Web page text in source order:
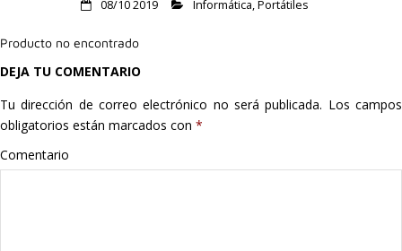
Hogar
Listas
08/10 2019 Informática,Portátiles
Producto no encontrado
DEJA TU COMENTARIO
Tu dirección de correo electrónico no será publicada. Los campos
obligatorios están marcados con *
Comentario